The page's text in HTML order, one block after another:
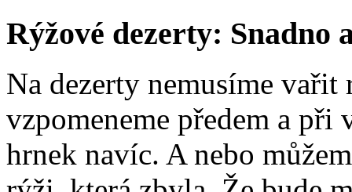
Rýžové dezerty: Snadno
Na dezerty nemusíme
vzpomeneme předem a
hrnek navíc. A nebo